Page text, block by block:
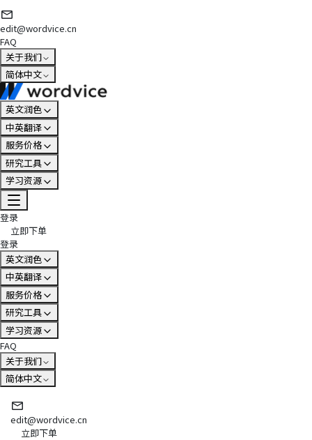
edit@wordvice.cn
FAQ
关于我们
简体中文
英文润色
中英翻译
服务价格
研究工具
学习资源
登录
立即下单
登录
英文润色
中英翻译
服务价格
研究工具
学习资源
FAQ
关于我们
简体中文
edit@wordvice.cn
立即下单